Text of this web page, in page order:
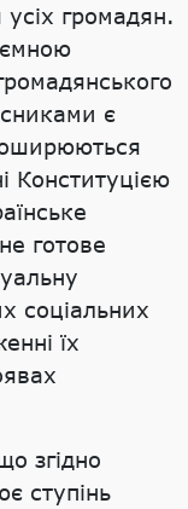
громадян.
є
Конституцією
готове
соціальних
їх
згідно
ступінь